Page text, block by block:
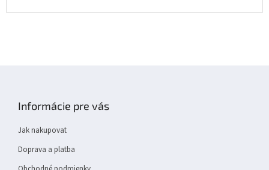
Informácie pre vás
Jak nakupovat
Doprava a platba